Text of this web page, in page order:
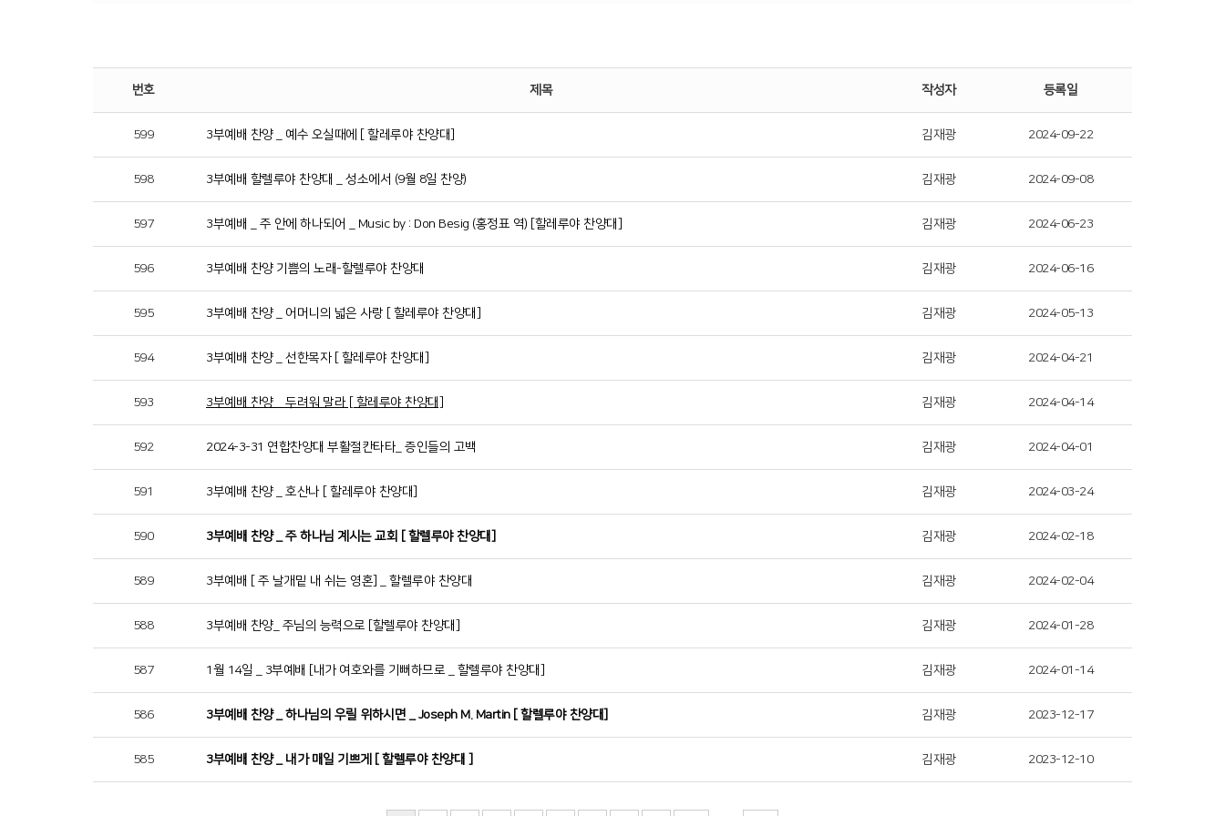
번호 제목 작성자 등록일
599 3부예배 찬양 _ 예수 오실때에 [ 할레루야 찬양대] 김재광 2024-09-22
598 3부예배 할렐루야 찬양대 _ 성소에서 (9월 8일 찬양) 김재광 2024-09-08
597 3부예배 _ 주 안에 하나되어 _ Music by : Don Besig (홍정표 역) [할레루야 찬양대] 김재광 2024-06-23
596 3부예배 찬양 기쁨의 노래-할렐루야 찬양대 김재광 2024-06-16
595 3부예배 찬양 _ 어머니의 넓은 사랑 [ 할레루야 찬양대] 김재광 2024-05-13
594 3부예배 찬양 _ 선한목자 [ 할레루야 찬양대] 김재광 2024-04-21
593 3부예배 찬양 _ 두려워 말라 [ 할레루야 찬양대] 김재광 2024-04-14
592 2024-3-31 연합찬양대 부활절칸타타_ 증인들의 고백 김재광 2024-04-01
591 3부예배 찬양 _ 호산나 [ 할레루야 찬양대] 김재광 2024-03-24
590 3부예배 찬양 _ 주 하나님 계시는 교회 [ 할렐루야 찬양대] 김재광 2024-02-18
589 3부예배 [ 주 날개밑 내 쉬는 영혼] _ 할렐루야 찬양대 김재광 2024-02-04
588 3부예배 찬양_ 주님의 능력으로 [할렐루야 찬양대] 김재광 2024-01-28
587 1월 14일 _ 3부예배 [내가 여호와를 기뻐하므로 _ 할렐루야 찬양대] 김재광 2024-01-14
586 3부예배 찬양 _ 하나님의 우릴 위하시면 _ Joseph M. Martin [ 할렐루야 찬양대] 김재광 2023-12-17
585 3부예배 찬양 _ 내가 매일 기쁘게 [ 할렐루야 찬양대 ] 김재광 2023-12-10